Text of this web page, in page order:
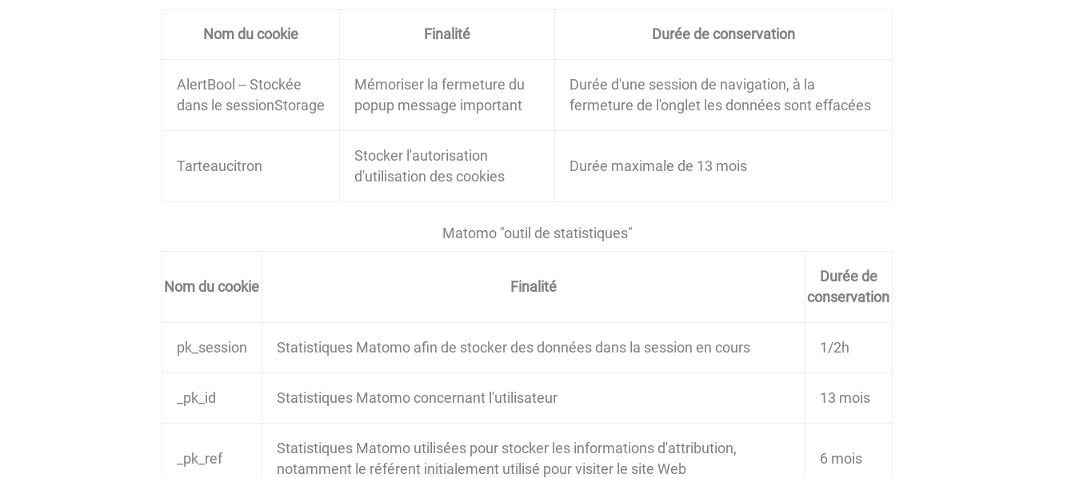
Nom du cookie Finalité Durée de conservation
AlertBool -- Stockée
dans le sessionStorage
Mémoriser la fermeture du
popup message important
Durée d'une session de navigation, à la
fermeture de l'onglet les données sont effacées
Tarteaucitron
Stocker l'autorisation
d'utilisation des cookies
Durée maximale de 13 mois
Matomo "outil de statistiques"
Nom du cookie Finalité
Durée de
conservation
pk_session Statistiques Matomo afin de stocker des données dans la session en cours 1/2h
_pk_id Statistiques Matomo concernant l'utilisateur 13 mois
_pk_ref
Statistiques Matomo utilisées pour stocker les informations d'attribution,
notamment le référent initialement utilisé pour visiter le site Web
6 mois